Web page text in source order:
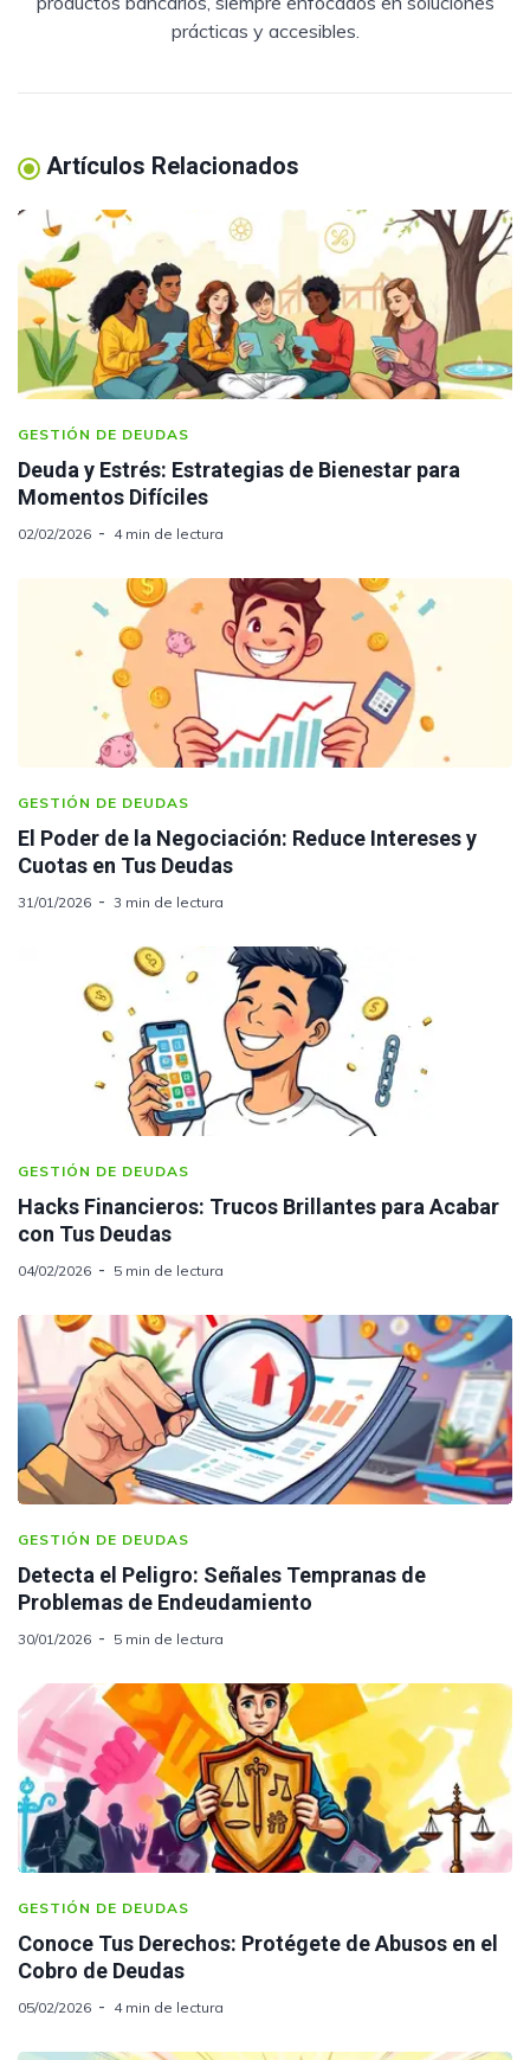
prácticas y accesibles.
Artículos Relacionados
GESTIÓN DE DEUDAS
Deuda y Estrés: Estrategias de Bienestar para
Momentos Difíciles
02/02/2026 4 min de lectura
GESTIÓN DE DEUDAS
El Poder de la Negociación: Reduce Intereses y
Cuotas en Tus Deudas
31/01/2026 3 min de lectura
GESTIÓN DE DEUDAS
Hacks Financieros: Trucos Brillantes para Acabar
con Tus Deudas
04/02/2026 5 min de lectura
GESTIÓN DE DEUDAS
Detecta el Peligro: Señales Tempranas de
Problemas de Endeudamiento
30/01/2026 5 min de lectura
GESTIÓN DE DEUDAS
Conoce Tus Derechos: Protégete de Abusos en el
Cobro de Deudas
05/02/2026 4 min de lectura